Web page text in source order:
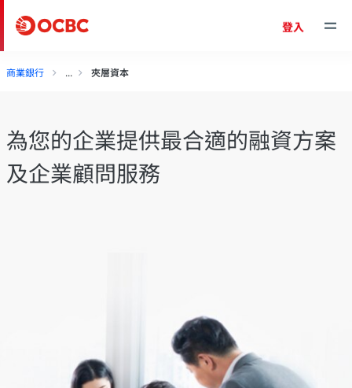
登入
商業銀行 夾層資本
為您的企業提供最合適的融資方案
及企業顧問服務